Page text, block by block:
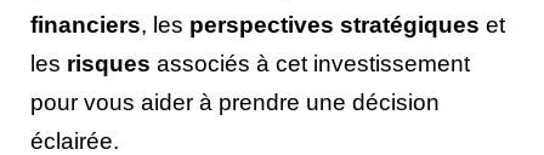
financiers, les perspectives stratégiques et
les risques associés à cet investissement
pour vous aider à prendre une décision
éclairée.